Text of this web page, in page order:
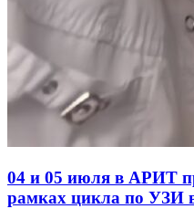
04 и 05 июля в АРИТ
рамках цикла по УЗИ